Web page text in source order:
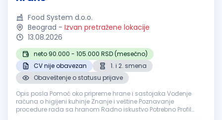
Food System d.o.o.
Beograd - Izvan pretražene lokacije
13.08.2026
neto 90.000 - 105.000 RSD (mesečno)
CV nije obavezan
1. i 2. smena
Obaveštenje o statusu prijave
Opis posla Pomoć oko pripreme hrane i sastojaka Vođenje
računa o higijeni kuhinje Znanje i veštine Poznavanje
procedure rada sa hranom Radno iskustvo Potrebno Profil